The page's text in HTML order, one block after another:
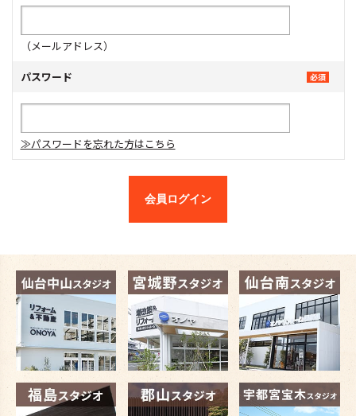
（メールアドレス）
パスワード
≫パスワードを忘れた方はこちら